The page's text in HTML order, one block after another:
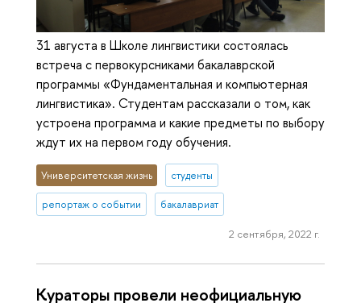
31 августа в Школе лингвистики состоялась
встреча с первокурсниками бакалаврской
программы «Фундаментальная и компьютерная
лингвистика». Студентам рассказали о том, как
устроена программа и какие предметы по выбору
ждут их на первом году обучения.
Университетская жизнь студенты
репортаж о событии бакалавриат
2 сентября, 2022 г.
Кураторы провели не­офи­ци­аль­ную